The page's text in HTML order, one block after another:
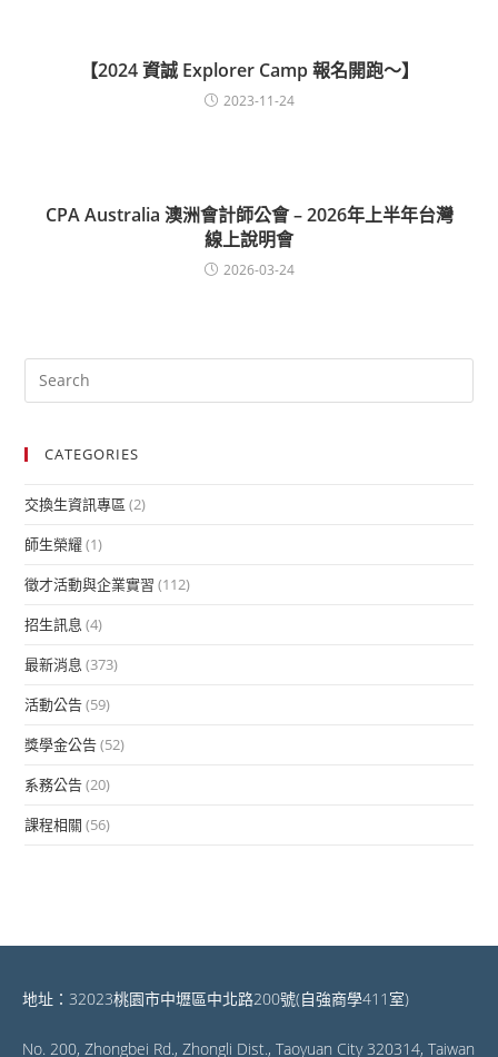
【2024 資誠 Explorer Camp 報名開跑～】
2023-11-24
CPA Australia 澳洲會計師公會 – 2026年上半年台灣
線上說明會
2026-03-24
CATEGORIES
交換生資訊專區 (2)
師生榮耀(1)
徵才活動與企業實習 (112)
招生訊息 (4)
最新消息 (373)
活動公告(59)
獎學金公告(52)
系務公告(20)
課程相關 (56)
地址：32023桃園市中壢區中北路200號(自強商學411室)
No. 200, Zhongbei Rd., Zhongli Dist., Taoyuan City 320314, Taiwan